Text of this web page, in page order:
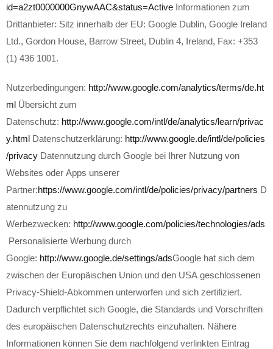
id=a2zt0000000GnywAAC&status=Active Informationen zum
Drittanbieter: Sitz innerhalb der EU: Google Dublin, Google Ireland
Ltd., Gordon House, Barrow Street, Dublin 4, Ireland, Fax: +353
(1) 436 1001.
Nutzerbedingungen: http://www.google.com/analytics/terms/de.ht
ml Übersicht zum
Datenschutz: http://www.google.com/intl/de/analytics/learn/privac
y.html Datenschutzerklärung: http://www.google.de/intl/de/policies
/privacy Datennutzung durch Google bei Ihrer Nutzung von
Websites oder Apps unserer
Partner:https://www.google.com/intl/de/policies/privacy/partners D
atennutzung zu
Werbezwecken: http://www.google.com/policies/technologies/ads
Personalisierte Werbung durch
Google: http://www.google.de/settings/adsGoogle hat sich dem
zwischen der Europäischen Union und den USA geschlossenen
Privacy-Shield-Abkommen unterworfen und sich zertifiziert.
Dadurch verpflichtet sich Google, die Standards und Vorschriften
des europäischen Datenschutzrechts einzuhalten. Nähere
Informationen können Sie dem nachfolgend verlinkten Eintrag